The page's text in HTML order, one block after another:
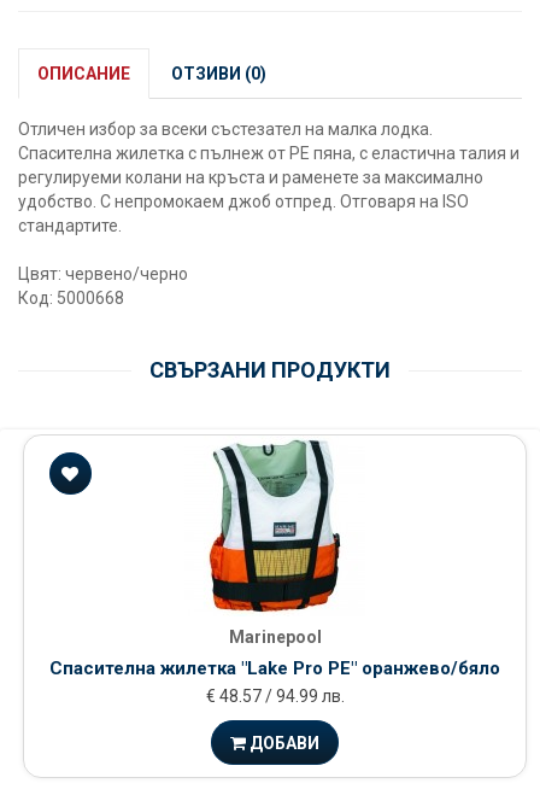
ОПИСАНИЕ ОТЗИВИ (0)
Отличен избор за всеки състезател на малка лодка.
Спасителна жилетка с пълнеж от PE пяна, с еластична талия и
регулируеми колани на кръста и раменете за максимално
удобство. С непромокаем джоб отпред. Отговаря на ISO
стандартите.
Цвят: червено/черно
Код: 5000668
СВЪРЗАНИ ПРОДУКТИ
Marinepool
Спасителна жилетка "Lake Pro PE" оранжево/бяло
€ 48.57 / 94.99 лв.
ДОБАВИ